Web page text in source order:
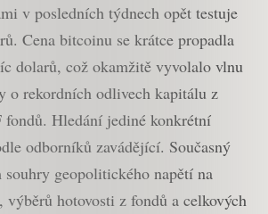
v posledních týdnech opět testuje
Cena bitcoinu se krátce propadla
dolarů, což okamžitě vyvolalo vlnu
o rekordních odlivech kapitálu z
Hledání jediné konkrétní
odborníků zavádějící. Současný
souhry geopolitického napětí na
hotovosti z fondů a celkových